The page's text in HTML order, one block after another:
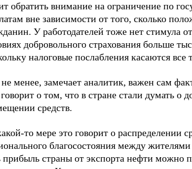
обратить внимание на ограничение по
вне зависимости от того, сколько
У работодателей тоже нет стимула
добровольного страхования больше
налоговые послабления касаются
менее, замечает аналитик, важен сам
о том, что в стране стали думать о
средств.
то мере это говорит о распределении
благосостояния между жителями
прибыль страны от экспорта нефти можно